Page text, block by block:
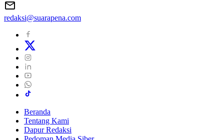
redaksi@suarapena.com
Beranda
Tentang Kami
Dapur Redaksi